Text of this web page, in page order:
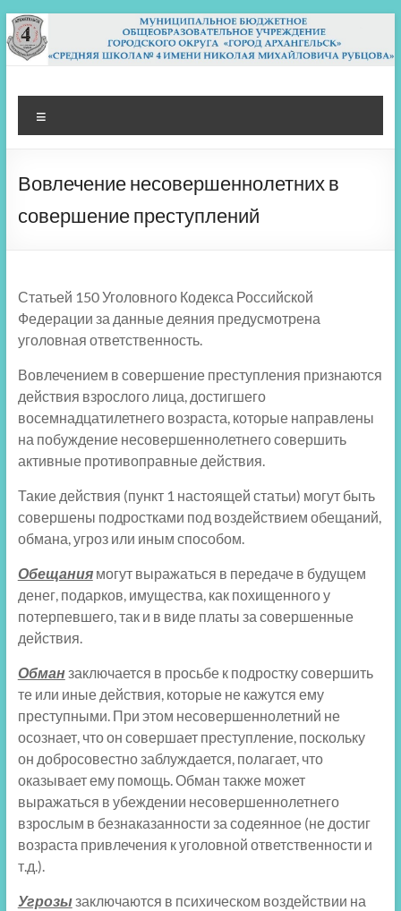
Перейти
к
содержимому
МБОУ СШ 4
Архангельск
Вовлечение несовершеннолетних в
совершение преступлений
Статьей 150 Уголовного Кодекса Российской
Федерации за данные деяния предусмотрена
уголовная ответственность.
Вовлечением в совершение преступления признаются
действия взрослого лица, достигшего
восемнадцатилетнего возраста, которые направлены
на побуждение несовершеннолетнего совершить
активные противоправные действия.
Такие действия (пункт 1 настоящей статьи) могут быть
совершены подростками под воздействием обещаний,
обмана, угроз или иным способом.
Обещаниямогут выражаться в передаче в будущем
денег, подарков, имущества, как похищенного у
потерпевшего, так и в виде платы за совершенные
действия.
Обманзаключается в просьбе к подростку совершить
те или иные действия, которые не кажутся ему
преступными. При этом несовершеннолетний не
осознает, что он совершает преступление, поскольку
он добросовестно заблуждается, полагает, что
оказывает ему помощь. Обман также может
выражаться в убеждении несовершеннолетнего
взрослым в безнаказанности за содеянное (не достиг
возраста привлечения к уголовной ответственности и
т.д.).
Угрозызаключаются в психическом воздействии на